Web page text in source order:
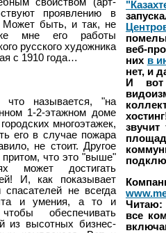
проявлению в
Может быть, и так, не
мне его работы
русского художника
с 1910 года…
называется, "на
1-2-этажном доме
многоэтажек,
его в случае пожара
не стоит. Другое
что это "выше"
может достигать
И, как показывает
не всегда
и умения, а то и
обеспечивать
из высотных бизнес-
веб-
них в
нет, и
И вот
звучит
Читаю:
все